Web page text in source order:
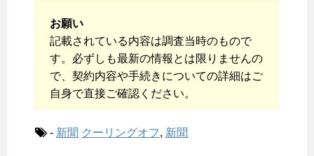
お願い
記載されている内容は調査当時のもので
す。必ずしも最新の情報とは限りませんの
で、契約内容や手続きについての詳細はご
自身で直接ご確認ください。
- 新聞 クーリングオフ, 新聞